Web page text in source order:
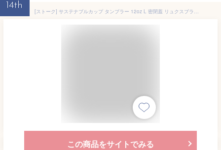
14th
[ストーク] サステナブルカップ タンブラー 12oz L 密閉蓋 リュクスブラック L(355ml) S12
この商品をサイトでみる